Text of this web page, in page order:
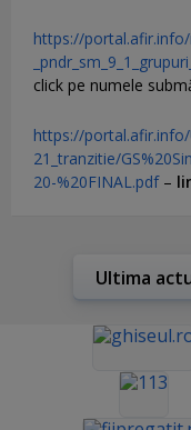
https://
click pe numele
https://
21_tranzitie/
20-%20FINAL.pdf–
Ultima